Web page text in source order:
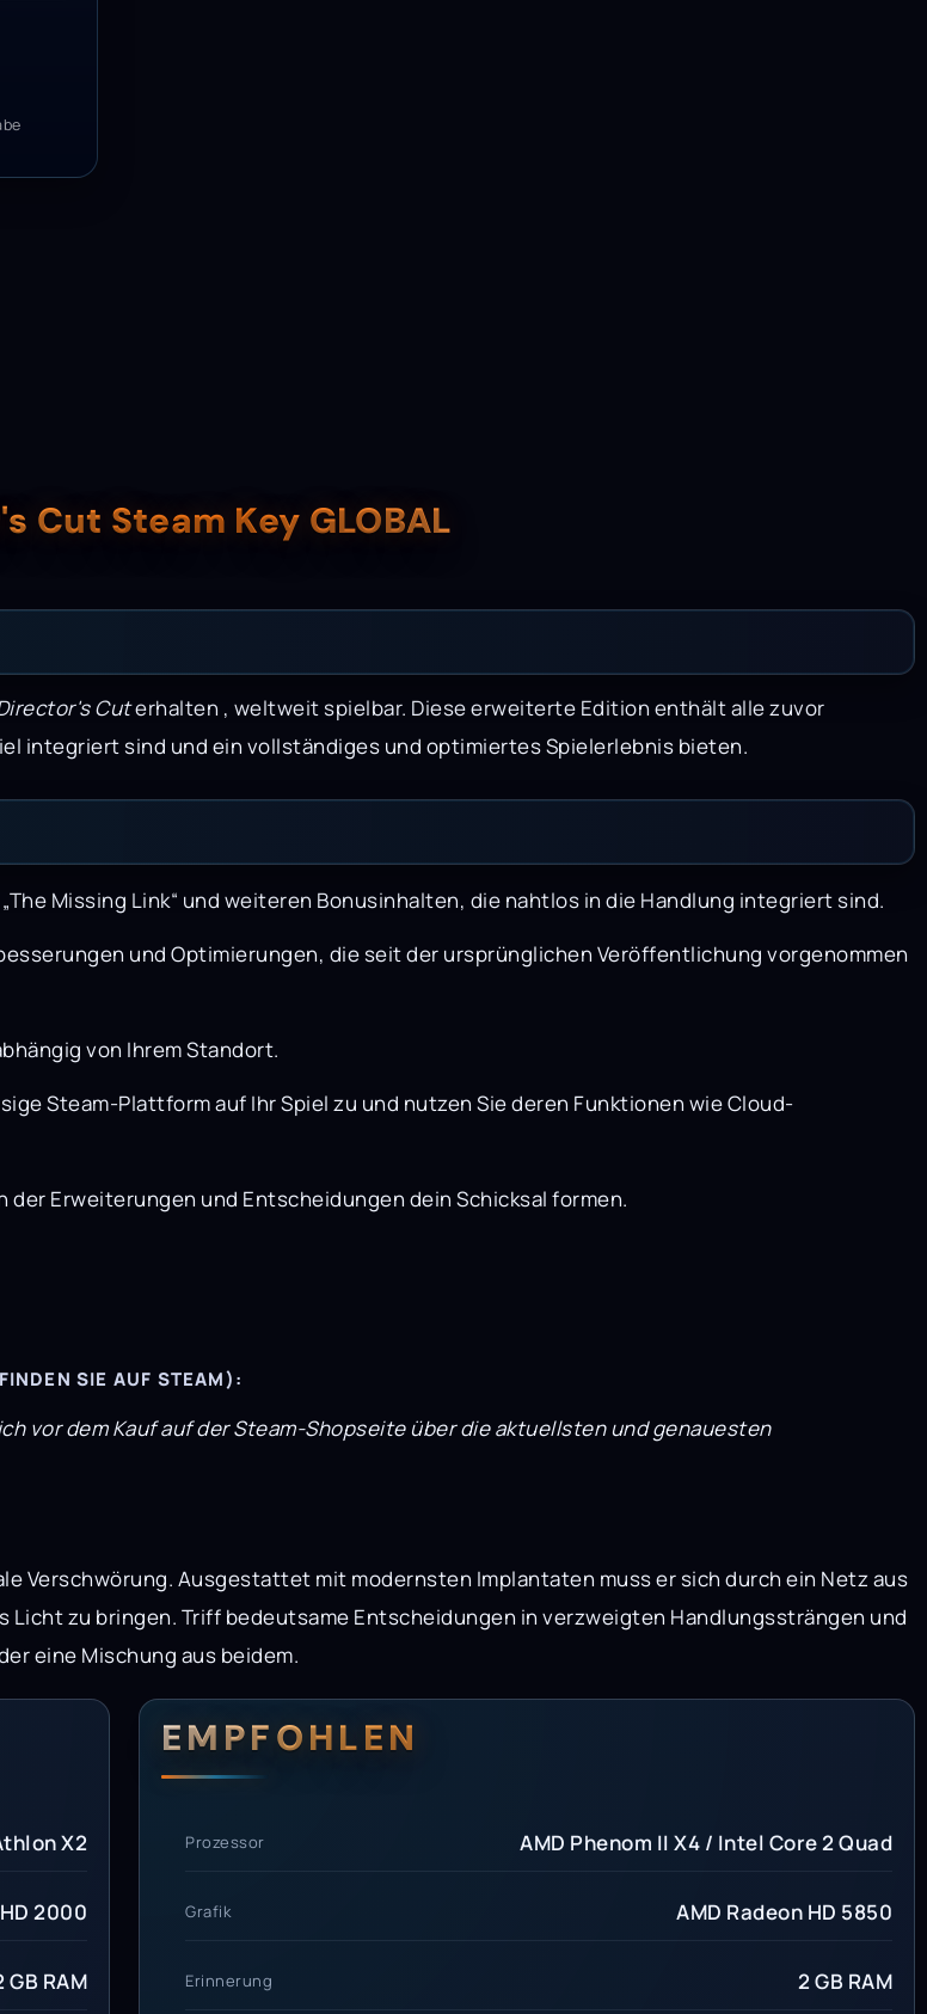
Cut Steam Key GLOBAL
Cuterhalten , weltweit spielbar. Diese erweiterte Edition enthält alle zuvor
integriert sind und ein vollständiges und optimiertes Spielerlebnis bieten.
Missing Link“ und weiteren Bonusinhalten, die nahtlos in die Handlung integriert sind.
und Optimierungen, die seit der ursprünglichen Veröffentlichung vorgenommen
von Ihrem Standort.
Steam-Plattform auf Ihr Spiel zu und nutzen Sie deren Funktionen wie Cloud-
der Erweiterungen und Entscheidungen dein Schicksal formen.
SIE AUF STEAM):
vor dem Kauf auf der Steam-Shopseite über die aktuellsten und genauesten
Verschwörung. Ausgestattet mit modernsten Implantaten muss er sich durch ein Netz aus
zu bringen. Triff bedeutsame Entscheidungen in verzweigten Handlungssträngen und
eine Mischung aus beidem.
X2
2000
GB RAM
EMPFOHLEN
Prozessor AMD Phenom II X4 / Intel Core 2 Quad
Grafik AMD Radeon HD 5850
Erinnerung 2 GB RAM